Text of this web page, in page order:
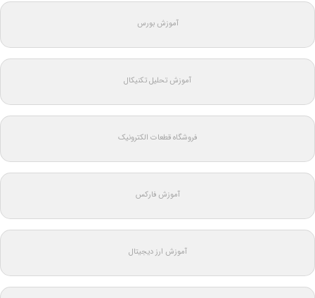
آموزش بورس
آموزش تحلیل تکنیکال
فروشگاه قطعات الکترونیک
آموزش فارکس
آموزش ارز دیجیتال